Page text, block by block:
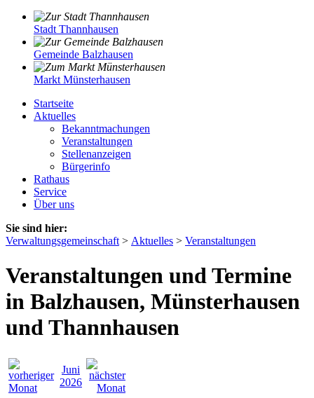
Stadt Thannhausen
Gemeinde Balzhausen
Markt Münsterhausen
Startseite
Aktuelles
Bekanntmachungen
Veranstaltungen
Stellenanzeigen
Bürgerinfo
Rathaus
Service
Über uns
Sie sind hier:
Verwaltungsgemeinschaft > Aktuelles > Veranstaltungen
Veranstaltungen und Termine
in Balzhausen, Münsterhausen
und Thannhausen
Juni
2026